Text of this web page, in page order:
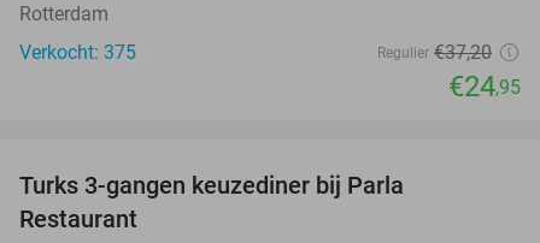
Rotterdam
Verkocht: 375
Regulier €37,20
€24,95
Turks 3-gangen keuzediner bij Parla
Restaurant